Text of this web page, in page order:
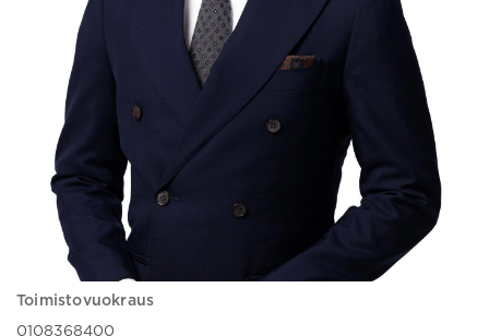
Toimistovuokraus
0108368400